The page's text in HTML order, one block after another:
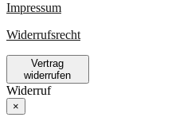
Impressum
Widerrufsrecht
Vertrag
widerrufen
Widerruf
×